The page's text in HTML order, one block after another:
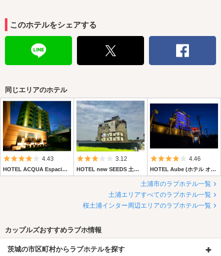
このホテルをシェアする
同じエリアのホテル
5つ星のうち4
4.43
HOTEL ACQUA Espacio (ホテル アクア エスパシオ)
5つ星のうち3
3.12
HOTEL new SEEDS 土浦店 (ホテル ニューシーズ 土浦店)
5つ星のうち4
4.46
HOTEL Aube (ホテル オーブ)
土浦市のラブホテル一覧
土浦エリアすべてのラブホテル一覧
桜土浦インター周辺エリアのラブホテル一覧
カップルズおすすめラブホ情報
茨城の市区町村からラブホテルを探す